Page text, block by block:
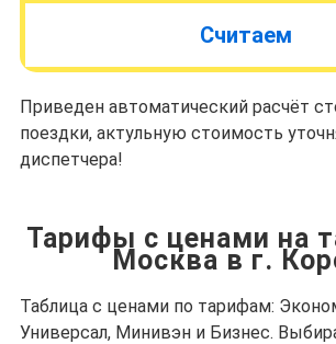
Считаем
Приведен автоматический расчёт
поездки, актульную стоимость
диспетчера!
Тарифы с ценами на
Москва в г.
Таблица с ценами по тарифам:
Универсал, Минивэн и Бизнес.